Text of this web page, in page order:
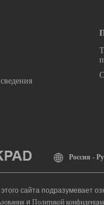
Россия -
сайта подразумевает
и Политикой